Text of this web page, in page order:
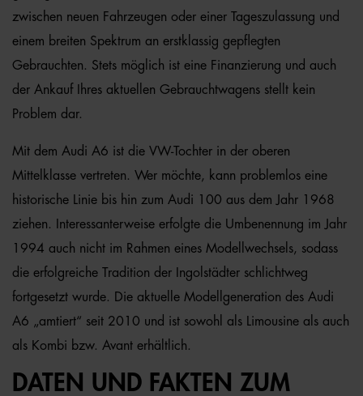
zwischen neuen Fahrzeugen oder einer Tageszulassung und
einem breiten Spektrum an erstklassig gepflegten
Gebrauchten. Stets möglich ist eine Finanzierung und auch
der Ankauf Ihres aktuellen Gebrauchtwagens stellt kein
Problem dar.
Mit dem Audi A6 ist die VW-Tochter in der oberen
Mittelklasse vertreten. Wer möchte, kann problemlos eine
historische Linie bis hin zum Audi 100 aus dem Jahr 1968
ziehen. Interessanterweise erfolgte die Umbenennung im Jahr
1994 auch nicht im Rahmen eines Modellwechsels, sodass
die erfolgreiche Tradition der Ingolstädter schlichtweg
fortgesetzt wurde. Die aktuelle Modellgeneration des Audi
A6 „amtiert“ seit 2010 und ist sowohl als Limousine als auch
als Kombi bzw. Avant erhältlich.
DATEN UND FAKTEN ZUM